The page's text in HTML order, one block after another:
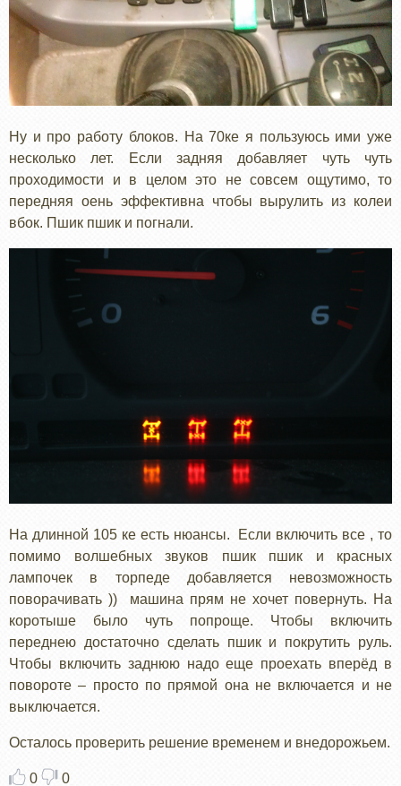
Ну и про работу блоков. На 70ке я пользуюсь ими уже
несколько лет. Если задняя добавляет чуть чуть
проходимости и в целом это не совсем ощутимо, то
передняя оень эффективна чтобы вырулить из колеи
вбок. Пшик пшик и погнали.
На длинной 105 ке есть нюансы. Если включить все , то
помимо волшебных звуков пшик пшик и красных
лампочек в торпеде добавляется невозможность
поворачивать )) машина прям не хочет повернуть. На
коротыше было чуть попроще. Чтобы включить
переднею достаточно сделать пшик и покрутить руль.
Чтобы включить заднюю надо еще проехать вперёд в
повороте – просто по прямой она не включается и не
выключается.
Осталось проверить решение временем и внедорожьем.
0 0